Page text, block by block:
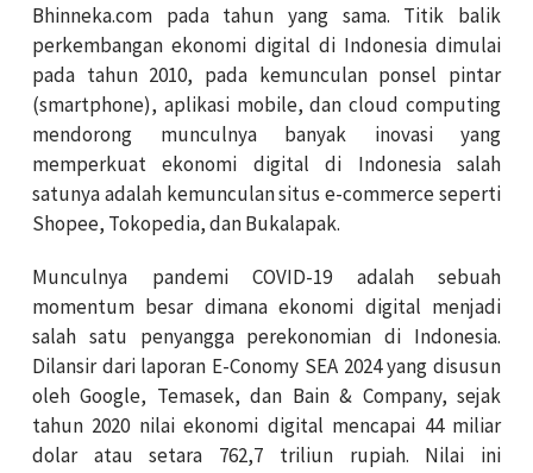
Bhinneka.com pada tahun yang sama. Titik balik
perkembangan ekonomi digital di Indonesia dimulai
pada tahun 2010, pada kemunculan ponsel pintar
(smartphone), aplikasi mobile, dan cloud computing
mendorong munculnya banyak inovasi yang
memperkuat ekonomi digital di Indonesia salah
satunya adalah kemunculan situs e-commerce seperti
Shopee, Tokopedia, dan Bukalapak.
Munculnya pandemi COVID-19 adalah sebuah
momentum besar dimana ekonomi digital menjadi
salah satu penyangga perekonomian di Indonesia.
Dilansir dari laporan E-Conomy SEA 2024 yang disusun
oleh Google, Temasek, dan Bain & Company, sejak
tahun 2020 nilai ekonomi digital mencapai 44 miliar
dolar atau setara 762,7 triliun rupiah. Nilai ini